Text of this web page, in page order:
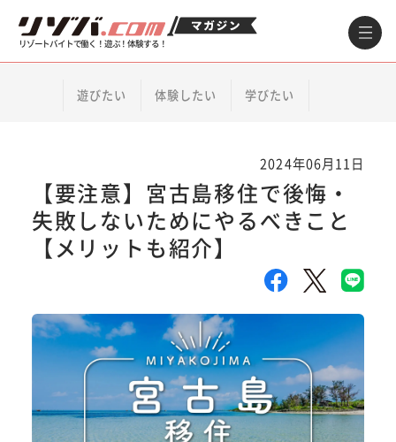
リゾートバイトで働く！遊ぶ！体験する！
遊びたい 体験したい 学びたい
2024年06月11日
【要注意】宮古島移住で後悔・
失敗しないためにやるべきこと
【メリットも紹介】